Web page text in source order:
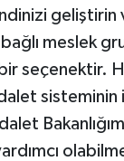
meslek
seçenektir.